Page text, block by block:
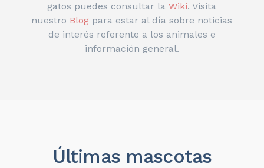
gatos puedes consultar laWiki. Visita
nuestro Blog para estar al día sobre noticias
de interés referente a los animales e
información general.
Últimas mascotas